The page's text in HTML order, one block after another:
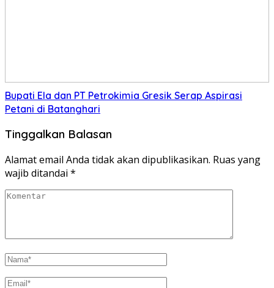
Bupati Ela dan PT Petrokimia Gresik Serap Aspirasi
Petani di Batanghari
Tinggalkan Balasan
Alamat email Anda tidak akan dipublikasikan. Ruas yang
wajib ditandai *